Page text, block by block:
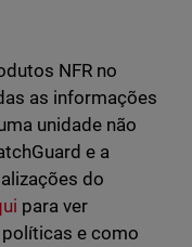
NFR no
as informações
unidade não
e a
do
para ver
e como